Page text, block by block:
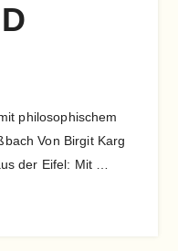
philosophischem
Von Birgit Karg
der Eifel: Mit …